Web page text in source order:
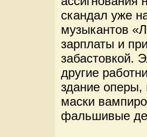
скандал уже
музыкантов
зарплаты и
забастовкой.
другие
здание оперы,
маски
фальшивые